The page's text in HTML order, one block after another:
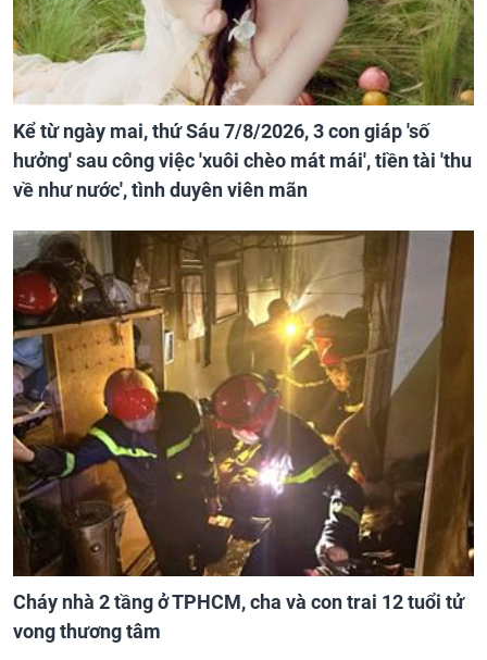
Kể từ ngày mai, thứ Sáu 7/8/2026, 3 con giáp 'số
hưởng' sau công việc 'xuôi chèo mát mái', tiền tài 'thu
về như nước', tình duyên viên mãn
Cháy nhà 2 tầng ở TPHCM, cha và con trai 12 tuổi tử
vong thương tâm